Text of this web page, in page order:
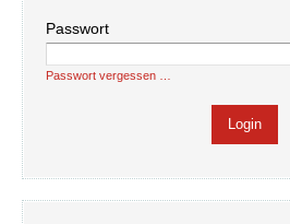
Passwort
Passwort vergessen …